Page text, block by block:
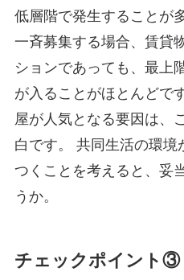
低層階で発生することが
一斉募集する場合、賃貸
ションであっても、最上
が入ることがほとんどで
屋が人気となる要因は、
白です。 共同生活の環
つくことを考えると、妥
うか。
チェックポイント③